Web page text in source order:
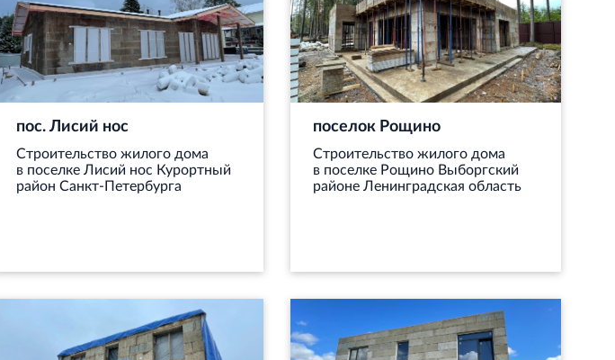
пос. Лисий нос
Строительство жилого дома
в поселке Лисий нос Курортный
район Санкт‐Петербурга
поселок Рощино
Строительство жилого дома
в поселке Рощино Выборгский
районе Ленинградская область